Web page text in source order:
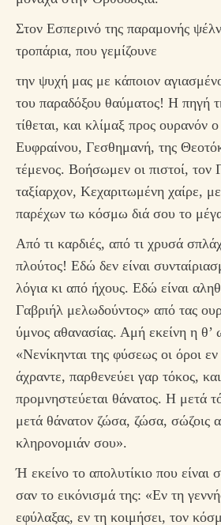
Στον Εσπερινό της παραμονής
τροπάρια, που γεμίζουνε
την ψυχή μας με κάποιον
του παραδόξου θαύματος! Η πηγή
τίθεται, και κλίμαξ προς ουρανόν ο
Ευφραίνου, Γεσθημανή, της
τέμενος. Βοήσωμεν οι πιστοί, τον
ταξίαρχον, Κεχαριτωμένη χαίρε,
παρέχων τω κόσμω διά σου το
Από τι καρδιές, από τι χρυσά
πλούτος! Εδώ δεν είναι
λόγια κι από ήχους. Εδώ είναι
Γαβριήλ μελωδούντος» από τας
ύμνος αθανασίας. Αμή εκείνη η θ’
«Νενίκηνται της φύσεως οι όροι
άχραντε, παρθενεύει γαρ τόκος,
προμνηστεύεται θάνατος. Η μετά
μετά θάνατον ζώσα, ζώσα, σώζοις
κληρονομιάν σου».
Ή εκείνο το απολυτίκιο που είναι
σαν το εικόνισμά της: «Εν τη
εφύλαξας, εν τη κοιμήσει, τον